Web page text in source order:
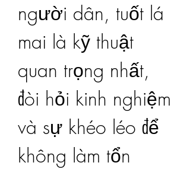
người dân, tuốt lá
mai là kỹ thuật
quan trọng nhất,
đòi hỏi kinh nghiệm
và sự khéo léo để
không làm tổn